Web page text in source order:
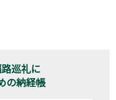
巡礼に
の納経帳